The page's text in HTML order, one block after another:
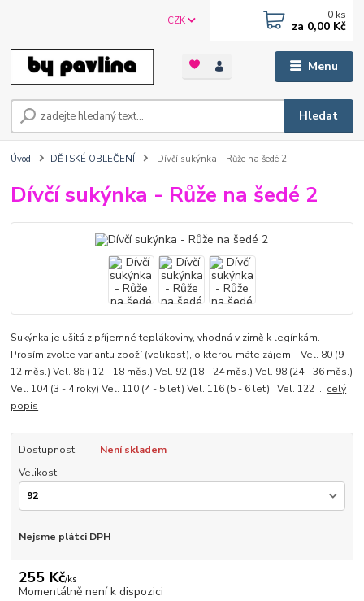
Menu
CZK
Hledat
0 ks
za 0,00 Kč
Úvod DĚTSKÉ OBLEČENÍ Dívčí sukýnka - Růže na šedé 2
Dívčí sukýnka - Růže na šedé 2
Sukýnka je ušitá z příjemné teplákoviny, vhodná v zimě k legínkám.
Prosím zvolte variantu zboží (velikost), o kterou máte zájem. Vel. 80 (9 -
12 měs.) Vel. 86 ( 12 - 18 měs.) Vel. 92 (18 - 24 měs.) Vel. 98 (24 - 36 měs.)
Vel. 104 (3 - 4 roky) Vel. 110 (4 - 5 let) Vel. 116 (5 - 6 let) Vel. 122 ... celý
popis
Dostupnost
Není skladem
Velikost
Nejsme plátci DPH
255 Kč/ks
Momentálně není k dispozici